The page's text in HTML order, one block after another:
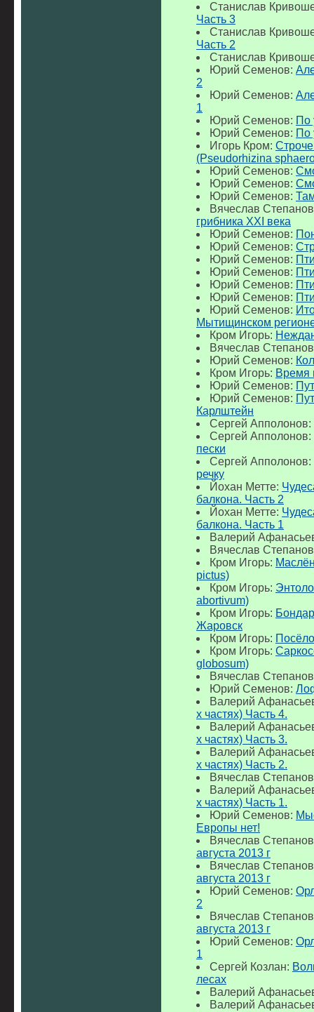
Станислав
Часть 3
Станислав
Часть 2
Станислав
Юрий Семенов:
2
Юрий Семенов:
1
Юрий Семенов: По
Юрий Семенов: По
Игорь Кром:
(Pseudorhizina
Юрий Семенов:
Юрий Семенов:
Юрий Семенов:
Вячеслав
грибника XXI века
Юрий Семенов:
Юрий Семенов:
Юрий Семенов:
Юрий Семенов:
Юрий Семенов:
Юрий Семенов:
Юрий Семенов:
Мытищинском
Кром Игорь:
Вячеслав
Юрий Семенов:
Кром Игорь: Время
Юрий Семенов:
Юрий Семенов:
Карлштейн
Сергей Апполонов:
Сергей Апполонов:
пески
Сергей Апполонов:
речку
Йохан Метте:
балкона. Часть 2
Йохан Метте:
балкона. Часть 1
Валерий
Вячеслав
Кром Игорь:
pictus)
Кром Игорь:
abortivum)
Кром Игорь:
Жаровск
Кром Игорь:
Кром Игорь:
globosum)
Вячеслав
Юрий Семенов:
Валерий
х частях) Часть 4.
Валерий
х частях) Часть 3.
Валерий
х частях) Часть 2.
Вячеслав
Валерий
х частях) Часть 1.
Юрий Семенов:
Европы нет!
Вячеслав
августа 2013 г
Вячеслав
августа 2013 г
Юрий Семенов:
2
Вячеслав
августа 2013 г
Юрий Семенов:
1
Сергей Козлан:
лесах
Валерий
Валерий